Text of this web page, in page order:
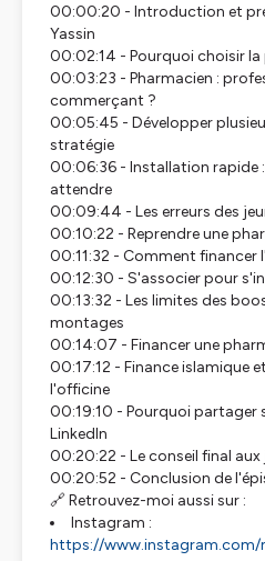
00:00:20 - Introduction et
Yassin
00:02:14 - Pourquoi choisir la
00:03:23 - Pharmacien :
commerçant ?
00:05:45 - Développer
stratégie
00:06:36 - Installation rapide
attendre
00:09:44 - Les erreurs des
00:10:22 - Reprendre une
00:11:32 - Comment
00:12:30 - S'associer pour
00:13:32 - Les limites des
montages
00:14:07 - Financer une
00:17:12 - Finance islamique
l'officine
00:19:10 - Pourquoi partager
LinkedIn
00:20:22 - Le conseil final
00:20:52 - Conclusion de
🔗 Retrouvez-moi aussi sur :
Instagram :
https://www.instagram.com/